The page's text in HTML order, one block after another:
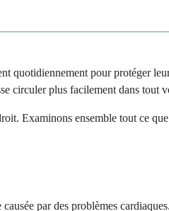
quotidiennement pour protéger
circuler plus facilement dans tout
Examinons ensemble tout ce
par des problèmes